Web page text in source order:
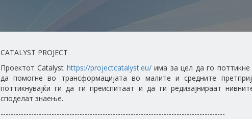
CATALYST PROJECT
Проектот Catalyst https://projectcatalyst.eu/има за цел да го поттикне
да помогне во трансформацијата во малите и средните
поттикнувајќи ги да ги преиспитаат и да ги редизајнираат
споделат знаење.
----------------------------------------------------------------------------------------